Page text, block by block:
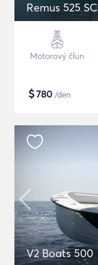
Remus 525 SC
Motorový člun
$780 /den
V2 Boats 500